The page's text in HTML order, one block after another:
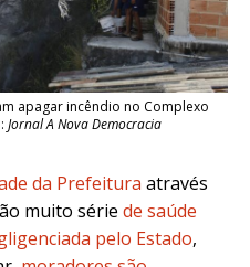
apagar incêndio no Complexo
Jornal A Nova Democracia
da Prefeitura através
muito série de saúde
pelo Estado,